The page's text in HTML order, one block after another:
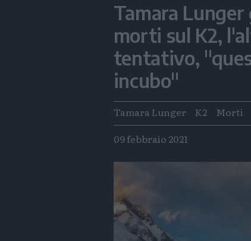
Tamara
morti sul K2,
tentativo,
incubo"
Tags
Tamara Lunger K2 Morti
09 febbraio 2021